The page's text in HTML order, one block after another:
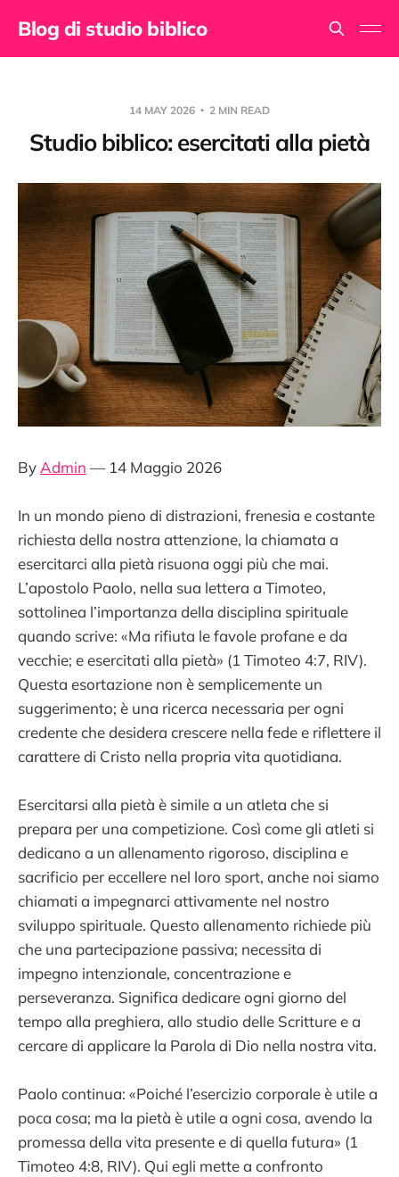
Blog di studio biblico
14 MAY 2026 2 MIN READ
Studio biblico: esercitati alla pietà
By Admin — 14 Maggio 2026
In un mondo pieno di distrazioni, frenesia e costante
richiesta della nostra attenzione, la chiamata a
esercitarci alla pietà risuona oggi più che mai.
L’apostolo Paolo, nella sua lettera a Timoteo,
sottolinea l’importanza della disciplina spirituale
quando scrive: «Ma rifiuta le favole profane e da
vecchie; e esercitati alla pietà» (1 Timoteo 4:7, RIV).
Questa esortazione non è semplicemente un
suggerimento; è una ricerca necessaria per ogni
credente che desidera crescere nella fede e riflettere il
carattere di Cristo nella propria vita quotidiana.
Esercitarsi alla pietà è simile a un atleta che si
prepara per una competizione. Così come gli atleti si
dedicano a un allenamento rigoroso, disciplina e
sacrificio per eccellere nel loro sport, anche noi siamo
chiamati a impegnarci attivamente nel nostro
sviluppo spirituale. Questo allenamento richiede più
che una partecipazione passiva; necessita di
impegno intenzionale, concentrazione e
perseveranza. Significa dedicare ogni giorno del
tempo alla preghiera, allo studio delle Scritture e a
cercare di applicare la Parola di Dio nella nostra vita.
Paolo continua: «Poiché l’esercizio corporale è utile a
poca cosa; ma la pietà è utile a ogni cosa, avendo la
promessa della vita presente e di quella futura» (1
Timoteo 4:8, RIV). Qui egli mette a confronto